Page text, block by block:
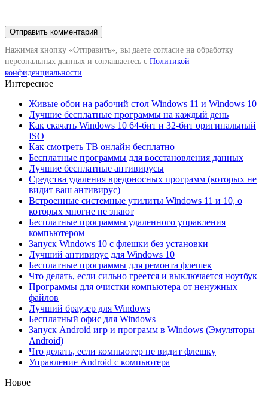
Нажимая кнопку «Отправить», вы даете согласие на обработку
персональных данных и соглашаетесь с Политикой
конфиденциальности.
Интересное
Живые обои на рабочий стол Windows 11 и Windows 10
Лучшие бесплатные программы на каждый день
Как скачать Windows 10 64-бит и 32-бит оригинальный
ISO
Как смотреть ТВ онлайн бесплатно
Бесплатные программы для восстановления данных
Лучшие бесплатные антивирусы
Средства удаления вредоносных программ (которых не
видит ваш антивирус)
Встроенные системные утилиты Windows 11 и 10, о
которых многие не знают
Бесплатные программы удаленного управления
компьютером
Запуск Windows 10 с флешки без установки
Лучший антивирус для Windows 10
Бесплатные программы для ремонта флешек
Что делать, если сильно греется и выключается ноутбук
Программы для очистки компьютера от ненужных
файлов
Лучший браузер для Windows
Бесплатный офис для Windows
Запуск Android игр и программ в Windows (Эмуляторы
Android)
Что делать, если компьютер не видит флешку
Управление Android с компьютера
Новое